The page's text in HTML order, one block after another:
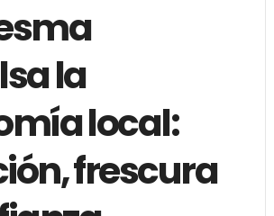
la
local:
frescura